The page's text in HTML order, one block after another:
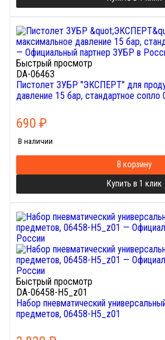
Быстрый просмотр
DA-06463
Пистолет ЗУБР "ЭКСПЕРТ" для
давление 15 бар, стандартное сопло
690 ₽
В наличии
В корзину
Купить в 1 клик
Быстрый просмотр
DA-06458-H5_z01
Набор пневматический
предметов, 06458-H5_z01